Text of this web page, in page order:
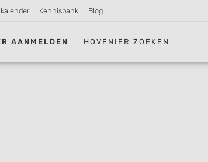
Kennisbank Blog
AANMELDEN HOVENIER ZOEKEN